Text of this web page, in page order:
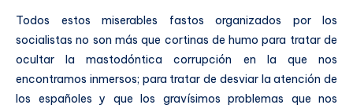
Todos estos miserables fastos organizados por los
socialistas no son más que cortinas de humo para tratar de
ocultar la mastodóntica corrupción en la que nos
encontramos inmersos; para tratar de desviar la atención de
los españoles y que los gravísimos problemas que nos